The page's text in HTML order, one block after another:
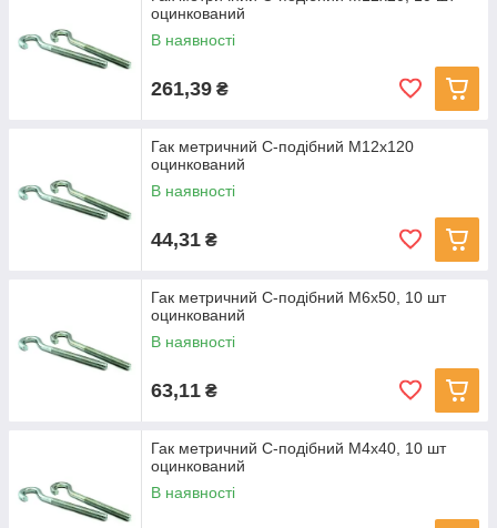
оцинкований
В наявності
261,39 ₴
Гак метричний С-подібний M12x120
оцинкований
В наявності
44,31 ₴
Гак метричний С-подібний M6x50, 10 шт
оцинкований
В наявності
63,11 ₴
Гак метричний С-подібний M4x40, 10 шт
оцинкований
В наявності